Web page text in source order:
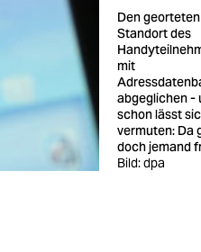
Den georteten
Standort des
mit
abgeglichen -
schon lässt
vermuten: Da
doch jemand
Bild: dpa